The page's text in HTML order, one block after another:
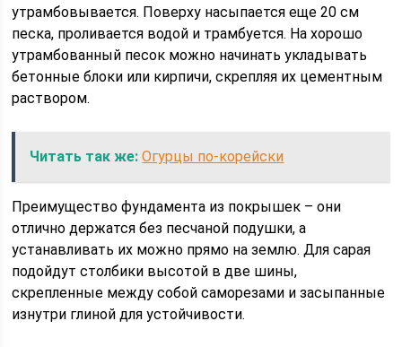
утрамбовывается. Поверху насыпается еще 20 см
песка, проливается водой и трамбуется. На хорошо
утрамбованный песок можно начинать укладывать
бетонные блоки или кирпичи, скрепляя их цементным
раствором.
Читать так же: Огурцы по-корейски
Преимущество фундамента из покрышек – они
отлично держатся без песчаной подушки, а
устанавливать их можно прямо на землю. Для сарая
подойдут столбики высотой в две шины,
скрепленные между собой саморезами и засыпанные
изнутри глиной для устойчивости.